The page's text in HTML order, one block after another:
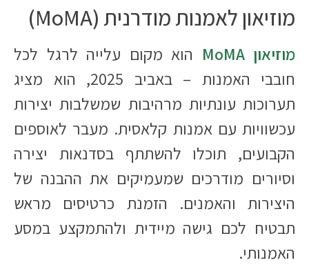
מוזיאון לאמנות מודרנית (MoMA)
מוזיאון MoMA
הוא מקום עלייה לרגל לכל
חובבי האמנות – באביב 2025, הוא מציג
תערוכות עונתיות מרהיבות שמשלבות יצירות
עכשוויות עם אמנות קלאסית. מעבר לאוספים
הקבועים, תוכלו להשתתף בסדנאות יצירה
וסיורים מודרכים שמעמיקים את ההבנה של
היצירות והאמנים. הזמנת כרטיסים מראש
תבטיח לכם גישה מיידית ולהתמקצע במסע
האמנותי.